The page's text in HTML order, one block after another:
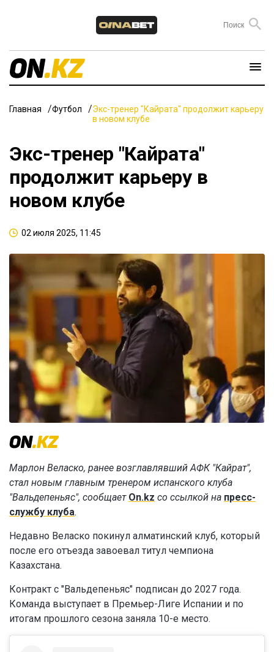
Главная Футбол
Экс-тренер "Кайрата" продолжит карьеру
в новом клубе
Экс-тренер "Кайрата"
продолжит карьеру в
новом клубе
02 июля 2025, 11:45
Марлон Веласко, ранее возглавлявший АФК "Кайрат",
стал новым главным тренером испанского клуба
"Вальдепеньяс", сообщает On.kz со ссылкой на пресс-
службу клуба.
Недавно Веласко покинул алматинский клуб, который
после его отъезда завоевал титул чемпиона
Казахстана.
Контракт с "Вальдепеньяс" подписан до 2027 года.
Команда выступает в Премьер-Лиге Испании и по
итогам прошлого сезона заняла 10-е место.